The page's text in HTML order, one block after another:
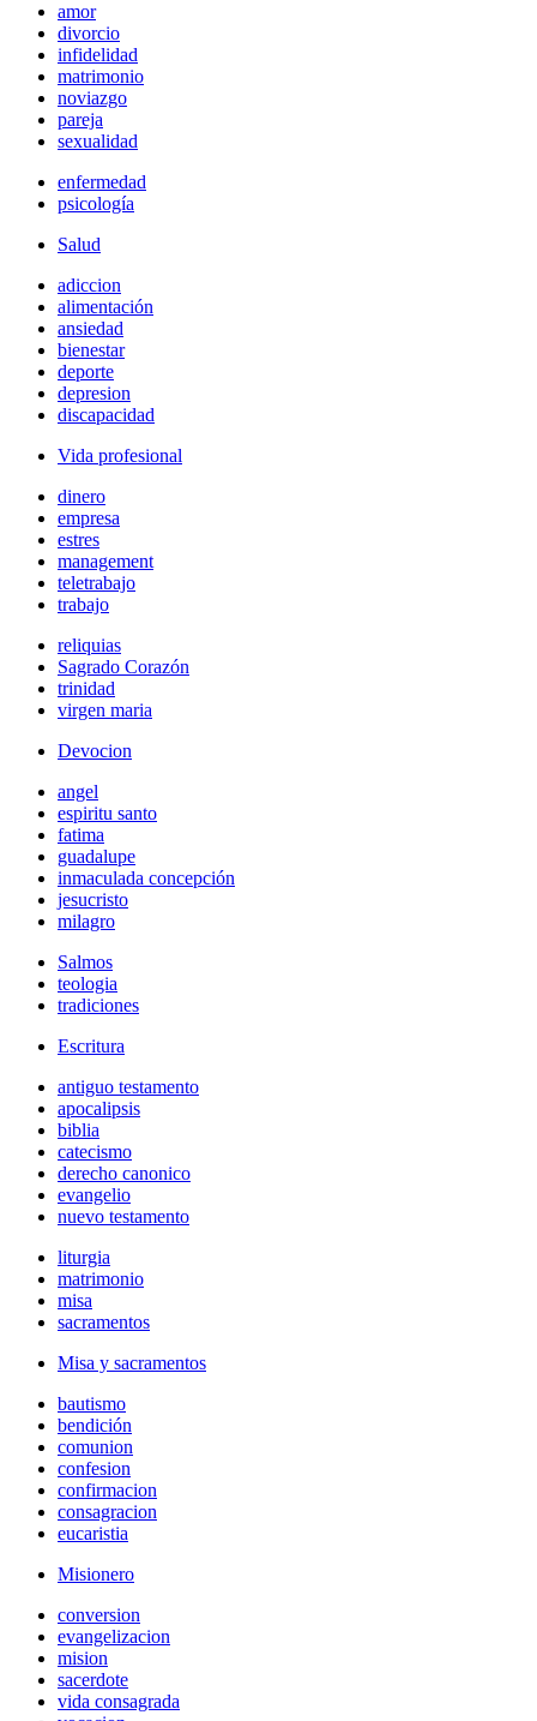
amor
divorcio
infidelidad
matrimonio
noviazgo
pareja
sexualidad
enfermedad
psicología
Salud
adiccion
alimentación
ansiedad
bienestar
deporte
depresion
discapacidad
Vida profesional
dinero
empresa
estres
management
teletrabajo
trabajo
reliquias
Sagrado Corazón
trinidad
virgen maria
Devocion
angel
espiritu santo
fatima
guadalupe
inmaculada concepción
jesucristo
milagro
Salmos
teologia
tradiciones
Escritura
antiguo testamento
apocalipsis
biblia
catecismo
derecho canonico
evangelio
nuevo testamento
liturgia
matrimonio
misa
sacramentos
Misa y sacramentos
bautismo
bendición
comunion
confesion
confirmacion
consagracion
eucaristia
Misionero
conversion
evangelizacion
mision
sacerdote
vida consagrada